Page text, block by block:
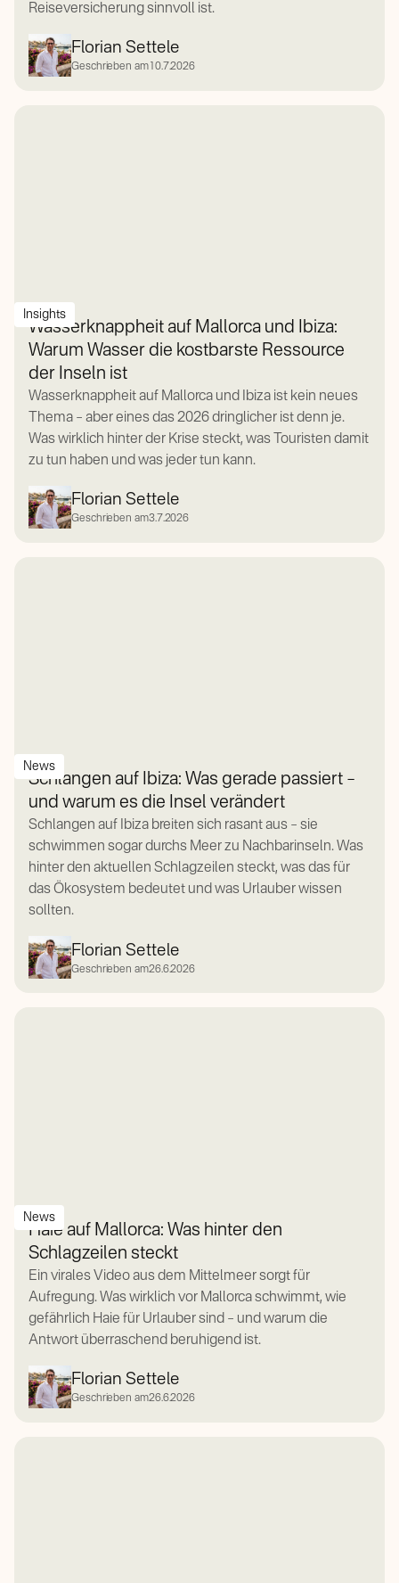
Reiseversicherung sinnvoll ist.
Florian Settele
Geschrieben am10.7.2026
Insights
Wasserknappheit auf Mallorca und Ibiza:
Warum Wasser die kostbarste Ressource
der Inseln ist
Wasserknappheit auf Mallorca und Ibiza ist kein neues
Thema – aber eines das 2026 dringlicher ist denn je.
Was wirklich hinter der Krise steckt, was Touristen damit
zu tun haben und was jeder tun kann.
Florian Settele
Geschrieben am3.7.2026
News
Schlangen auf Ibiza: Was gerade passiert –
und warum es die Insel verändert
Schlangen auf Ibiza breiten sich rasant aus – sie
schwimmen sogar durchs Meer zu Nachbarinseln. Was
hinter den aktuellen Schlagzeilen steckt, was das für
das Ökosystem bedeutet und was Urlauber wissen
sollten.
Florian Settele
Geschrieben am26.6.2026
News
Haie auf Mallorca: Was hinter den
Schlagzeilen steckt
Ein virales Video aus dem Mittelmeer sorgt für
Aufregung. Was wirklich vor Mallorca schwimmt, wie
gefährlich Haie für Urlauber sind – und warum die
Antwort überraschend beruhigend ist.
Florian Settele
Geschrieben am26.6.2026